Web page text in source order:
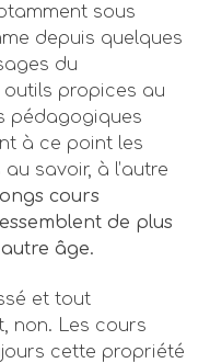
sous
depuis quelques
du
outils propices au
pédagogiques
à ce point les
savoir, à l’autre
cours
de plus
âge.
et tout
non. Les cours
cette propriété